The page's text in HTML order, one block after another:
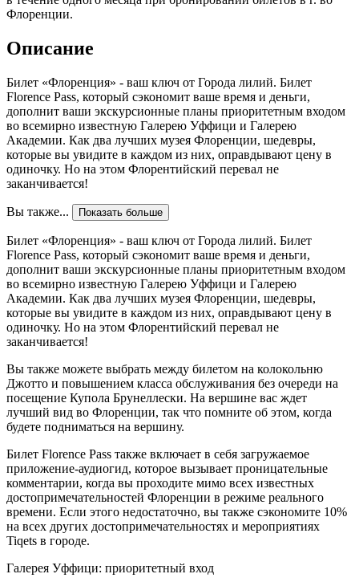
Флоренции.
Описание
Билет «Флоренция» - ваш ключ от Города лилий. Билет
Florence Pass, который сэкономит ваше время и деньги,
дополнит ваши экскурсионные планы приоритетным входом
во всемирно известную Галерею Уффици и Галерею
Академии. Как два лучших музея Флоренции, шедевры,
которые вы увидите в каждом из них, оправдывают цену в
одиночку. Но на этом Флорентийский перевал не
заканчивается!
Вы также... Показать больше
Билет «Флоренция» - ваш ключ от Города лилий. Билет
Florence Pass, который сэкономит ваше время и деньги,
дополнит ваши экскурсионные планы приоритетным входом
во всемирно известную Галерею Уффици и Галерею
Академии. Как два лучших музея Флоренции, шедевры,
которые вы увидите в каждом из них, оправдывают цену в
одиночку. Но на этом Флорентийский перевал не
заканчивается!
Вы также можете выбрать между билетом на колокольню
Джотто и повышением класса обслуживания без очереди на
посещение Купола Брунеллески. На вершине вас ждет
лучший вид во Флоренции, так что помните об этом, когда
будете подниматься на вершину.
Билет Florence Pass также включает в себя загружаемое
приложение-аудиогид, которое вызывает проницательные
комментарии, когда вы проходите мимо всех известных
достопримечательностей Флоренции в режиме реального
времени. Если этого недостаточно, вы также сэкономите 10%
на всех других достопримечательностях и мероприятиях
Tiqets в городе.
Галерея Уффици: приоритетный вход